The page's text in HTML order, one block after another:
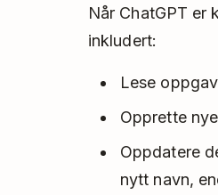
Når ChatGPT er
inkludert:
Lese
Opprette
Oppdatere
nytt navn,